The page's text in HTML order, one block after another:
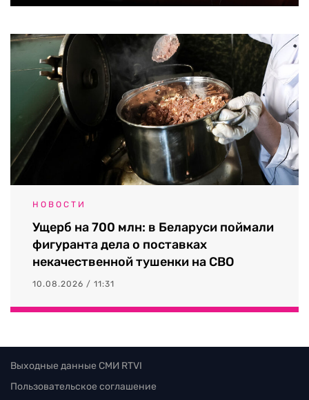
НОВОСТИ
Ущерб на 700 млн: в Беларуси поймали
фигуранта дела о поставках
некачественной тушенки на СВО
10.08.2026 / 11:31
Выходные данные СМИ RTVI
Пользовательское соглашение